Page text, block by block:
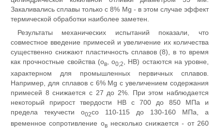
Закаливались сплавы только с 8% Mg - в этом случае эффект
термической обработки наиболее заметен.
Результаты механических испытаний показали, что
совместное введение примесей и увеличение их количества
существенно снижают пластичность сплавов (8), в то время
как прочностные свойства (ов, о0;2
, НВ) остаются на уровне,
характерном для промышленных первичных сплавов.
Например, для сплавов с 6% Mg с увеличением содержания
примесей 8 снижается с 27 до 2%. При этом наблюдается
некоторый прирост твердости НВ с 700 до 850 МПа и
предела текучести о02со 110-115 до 130-160 МПа, а
временное сопротивление овнесколько снижается - от 260